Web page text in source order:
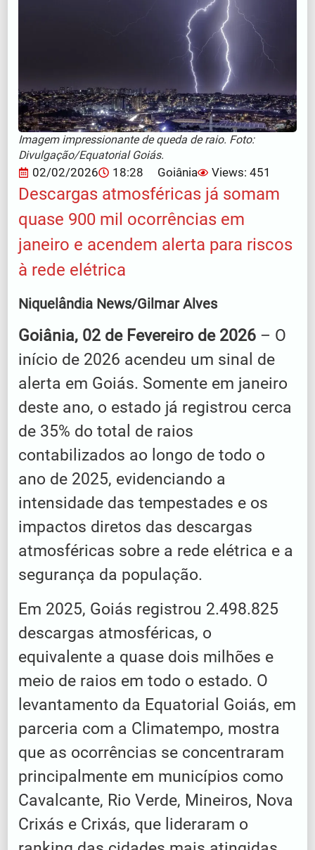
Imagem impressionante de queda de raio. Foto:
Divulgação/Equatorial Goiás.
02/02/2026 18:28 Goiânia Views: 451
Descargas atmosféricas já somam
quase 900 mil ocorrências em
janeiro e acendem alerta para riscos
à rede elétrica
Niquelândia News/Gilmar Alves
Goiânia, 02 de Fevereiro de 2026 – O
início de 2026 acendeu um sinal de
alerta em Goiás. Somente em janeiro
deste ano, o estado já registrou cerca
de 35% do total de raios
contabilizados ao longo de todo o
ano de 2025, evidenciando a
intensidade das tempestades e os
impactos diretos das descargas
atmosféricas sobre a rede elétrica e a
segurança da população.
Em 2025, Goiás registrou 2.498.825
descargas atmosféricas, o
equivalente a quase dois milhões e
meio de raios em todo o estado. O
levantamento da Equatorial Goiás, em
parceria com a Climatempo, mostra
que as ocorrências se concentraram
principalmente em municípios como
Cavalcante, Rio Verde, Mineiros, Nova
Crixás e Crixás, que lideraram o